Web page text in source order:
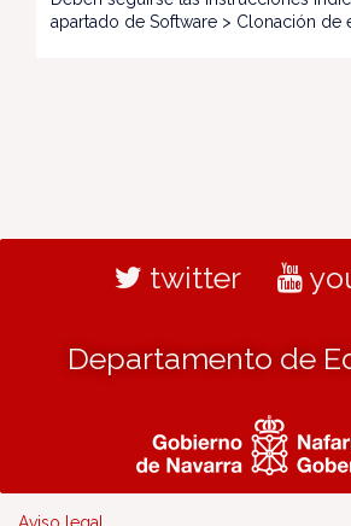
apartado de Software > Clonación de
twitter
Departamento de